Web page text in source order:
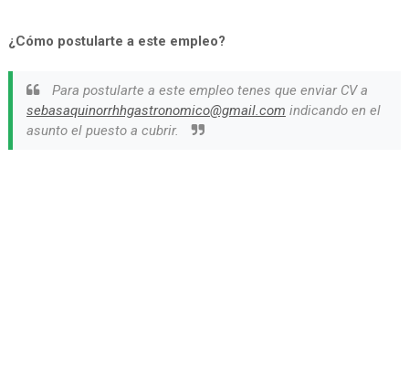
¿Cómo postularte a este empleo?
Para postularte a este empleo tenes que enviar CV a
sebasaquinorrhhgastronomico@gmail.com indicando en el
asunto el puesto a cubrir.